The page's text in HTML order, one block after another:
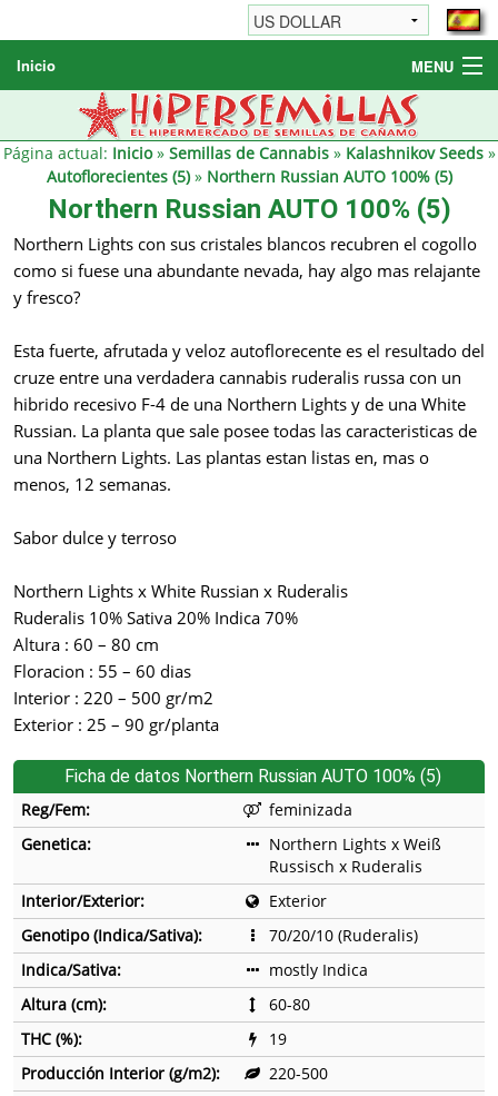
Inicio MENU
Semillas de cannabis
Otros productos
Revendedores
Página actual: Inicio» Semillas de Cannabis» Kalashnikov Seeds»
Autoflorecientes (5)» Northern Russian AUTO 100% (5)
Northern Russian AUTO 100% (5)
Northern Lights con sus cristales blancos recubren el cogollo
como si fuese una abundante nevada, hay algo mas relajante
y fresco?
Esta fuerte, afrutada y veloz autoflorecente es el resultado del
cruze entre una verdadera cannabis ruderalis russa con un
hibrido recesivo F-4 de una Northern Lights y de una White
Russian. La planta que sale posee todas las caracteristicas de
una Northern Lights. Las plantas estan listas en, mas o
menos, 12 semanas.
Sabor dulce y terroso
Northern Lights x White Russian x Ruderalis
Ruderalis 10% Sativa 20% Indica 70%
Altura : 60 – 80 cm
Floracion : 55 – 60 dias
Interior : 220 – 500 gr/m2
Exterior : 25 – 90 gr/planta
Ficha de datos Northern Russian AUTO 100% (5)
Reg/Fem:
feminizada
Genetica:
Northern Lights x Weiß
Russisch x Ruderalis
Interior/Exterior:
Exterior
Genotipo (Indica/Sativa):
70/20/10 (Ruderalis)
Indica/Sativa:
mostly Indica
Altura (cm):
60-80
THC (%):
19
Producción Interior (g/m2):
220-500